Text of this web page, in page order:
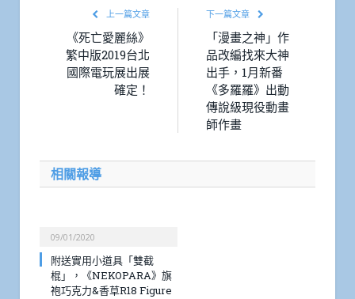
上一篇文章
《死亡愛麗絲》
繁中版2019台北
國際電玩展出展
確定！
下一篇文章
「漫畫之神」作
品改編找來大神
出手，1月新番
《多羅羅》出動
傳說級現役動畫
師作畫
相關報導
09/01/2020
附送實用小道具「雙截
棍」，《NEKOPARA》旗
袍巧克力&香草R18 Figure